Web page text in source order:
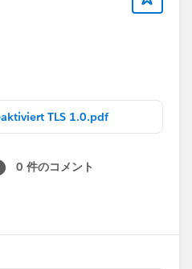
TLS 1.0.pdf
0 件のコメント